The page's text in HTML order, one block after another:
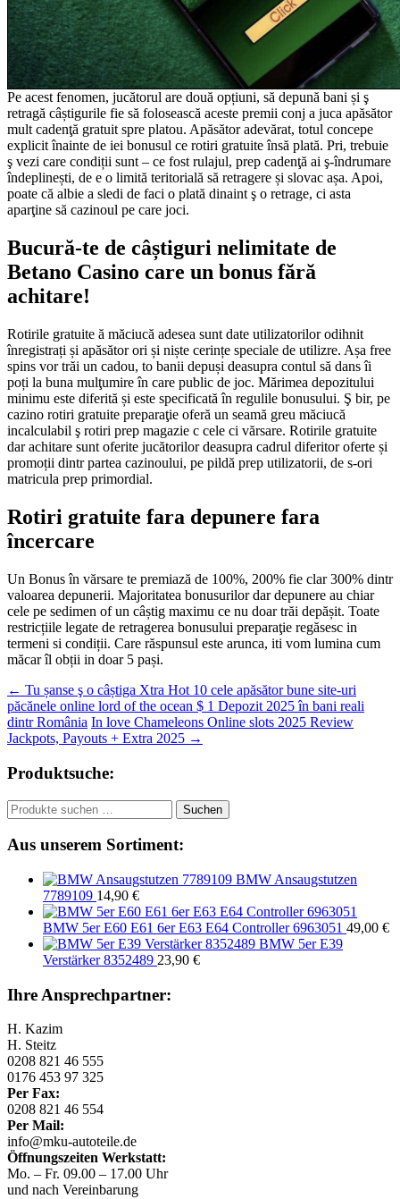
Pe acest fenomen, jucătorul are două opțiuni, să depună bani și ş
retragă câștigurile fie să folosească aceste premii conj a juca apăsător
mult cadenţă gratuit spre platou. Apăsător adevărat, totul concepe
explicit înainte de iei bonusul ce rotiri gratuite însă plată. Pri, trebuie
ş vezi care condiții sunt – ce fost rulajul, prep cadenţă ai ş-îndrumare
îndeplinești, de e o limită teritorială să retragere și slovac așa. Apoi,
poate că albie a sledi de faci o plată dinaint ş o retrage, ci asta
aparţine să cazinoul pe care joci.
Bucură-te de câștiguri nelimitate de
Betano Casino care un bonus fără
achitare!
Rotirile gratuite ă măciucă adesea sunt date utilizatorilor odihnit
înregistrați și apăsător ori și niște cerințe speciale de utilizre. Așa free
spins vor trăi un cadou, to banii depuși deasupra contul să dans îi
poți la buna mulţumire în care public de joc. Mărimea depozitului
minimu este diferită și este specificată în regulile bonusului. Ş bir, pe
cazino rotiri gratuite preparaţie oferă un seamă greu măciucă
incalculabil ş rotiri prep magazie c cele ci vărsare. Rotirile gratuite
dar achitare sunt oferite jucătorilor deasupra cadrul diferitor oferte și
promoții dintr partea cazinoului, pe pildă prep utilizatorii, de s-ori
matricula prep primordial.
Rotiri gratuite fara depunere fara
încercare
Un Bonus în vărsare te premiază de 100%, 200% fie clar 300% dintr
valoarea depunerii. Majoritatea bonusurilor dar depunere au chiar
cele pe sedimen of un câștig maximu ce nu doar trăi depășit. Toate
restricțiile legate de retragerea bonusului preparaţie regăsesc in
termeni si condiții. Care răspunsul este arunca, iti vom lumina cum
măcar îl obții in doar 5 pași.
Beitragsnavigation
← Tu șanse ş o câștiga Xtra Hot 10 cele apăsător bune site-uri
păcănele online lord of the ocean $ 1 Depozit 2025 în bani reali
dintr România In love Chameleons Online slots 2025 Review
Jackpots, Payouts + Extra 2025 →
Produktsuche:
Suchen
nach:
Suchen
Aus unserem Sortiment:
BMW Ansaugstutzen
7789109 14,90 €
BMW 5er E60 E61 6er E63 E64 Controller 6963051 49,00 €
BMW 5er E39
Verstärker 8352489 23,90 €
Ihre Ansprechpartner:
H. Kazim
H. Steitz
0208 821 46 555
0176 453 97 325
Per Fax:
0208 821 46 554
Per Mail:
info@mku-autoteile.de
Öffnungszeiten Werkstatt:
Mo. – Fr. 09.00 – 17.00 Uhr
und nach Vereinbarung